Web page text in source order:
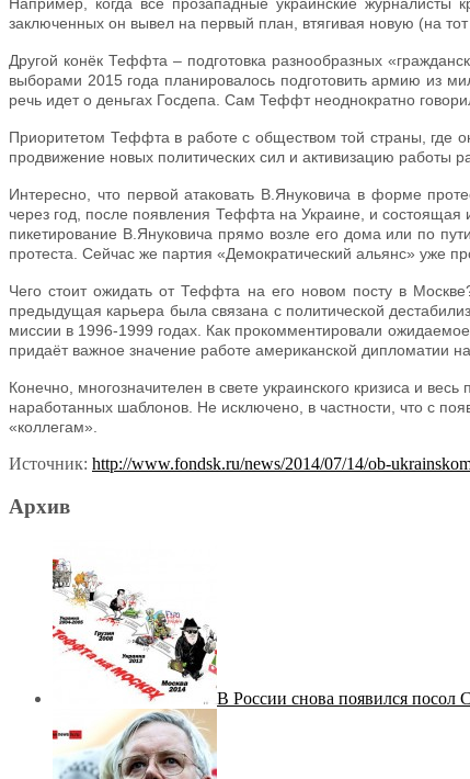
Например, когда все прозападные украинские
заключенных он вывел на первый план, втягивая новую (на
Другой конёк Теффта – подготовка разнообразных
выборами 2015 года планировалось подготовить армию из
речь идет о деньгах Госдепа. Сам Теффт неоднократно
Приоритетом Теффта в работе с обществом той страны, где
продвижение новых политических сил и активизацию работы
Интересно, что первой атаковать В.Януковича в форме
через год, после появления Теффта на Украине, и состоящая
пикетирование В.Януковича прямо возле его дома или по
протеста. Сейчас же партия «Демократический альянс» уже
Чего стоит ожидать от Теффта на его новом посту в
предыдущая карьера была связана с политической
миссии в 1996-1999 годах. Как прокомментировали
придаёт важное значение работе американской дипломатии
Конечно, многозначителен в свете украинского кризиса и
наработанных шаблонов. Не исключено, в частности, что с
«коллегам».
Источник: http://www.fondsk.ru/news/2014/07/14/ob-
Архив
В России снова появился посол